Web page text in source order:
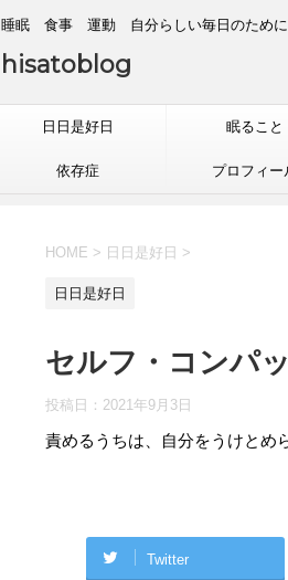
睡眠 食事 運動 自分らしい毎日のために
hisatoblog
日日是好日 眠ること
依存症 プロフィー
HOME > 日日是好日 >
日日是好日
セルフ・コンパ
投稿日： 2021年9月3日
責めるうちは、自分をうけとめ
Twitter